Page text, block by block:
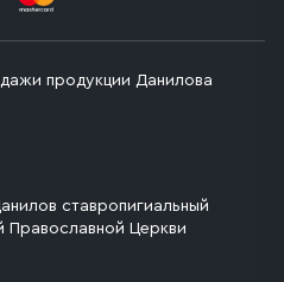
продукции Данилова
ставропигиальный
Православной Церкви